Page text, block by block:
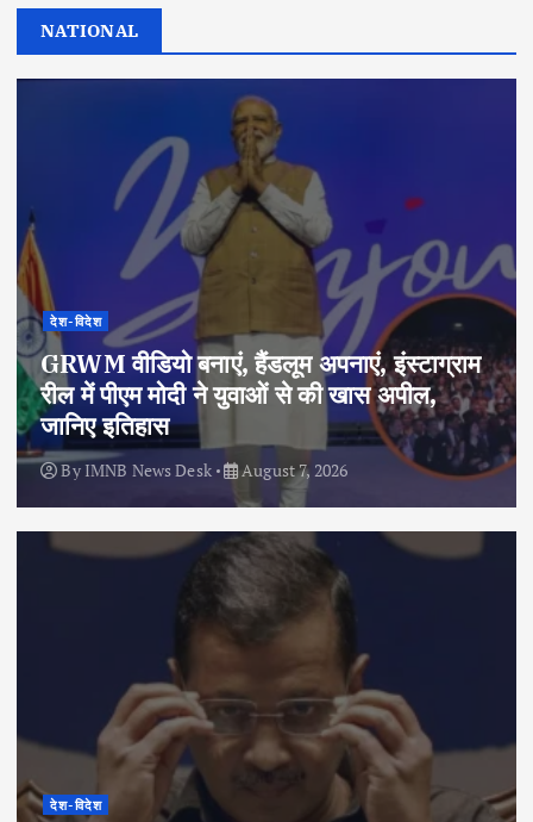
NATIONAL
देश-विदेश
GRWM वीडियो बनाएं, हैंडलूम अपनाएं, इंस्टाग्राम
रील में पीएम मोदी ने युवाओं से की खास अपील,
जानिए इतिहास
By IMNB News Desk August 7, 2026
देश-विदेश